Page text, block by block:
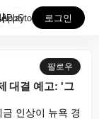
뉴욕 주지사 후보, 맘다니와의 사회주의 의제 대결 예고...
AppStore 로그인
팔로우
대결 예고: '그
인상이 뉴욕 경